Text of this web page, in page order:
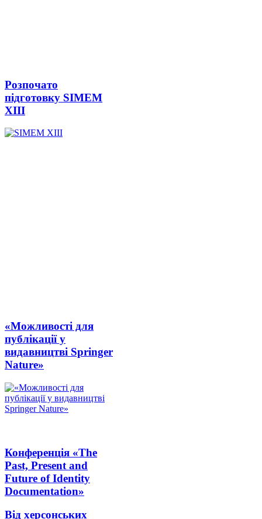
Розпочато
підготовку SIMEM
ХІІІ
«Можливості для
публікації у
видавництві Springer
Nature»
Конференція «The
Past, Present and
Future of Identity
Documentation»
Від херсонських